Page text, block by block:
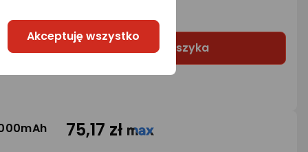
Do koszyka
75,17 zł
Akceptuję wszystko